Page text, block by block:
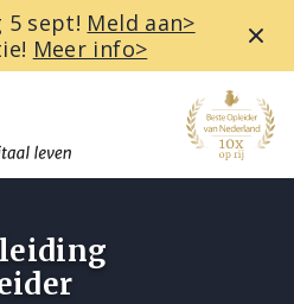
5 sept! Meld aan>
Meer info>